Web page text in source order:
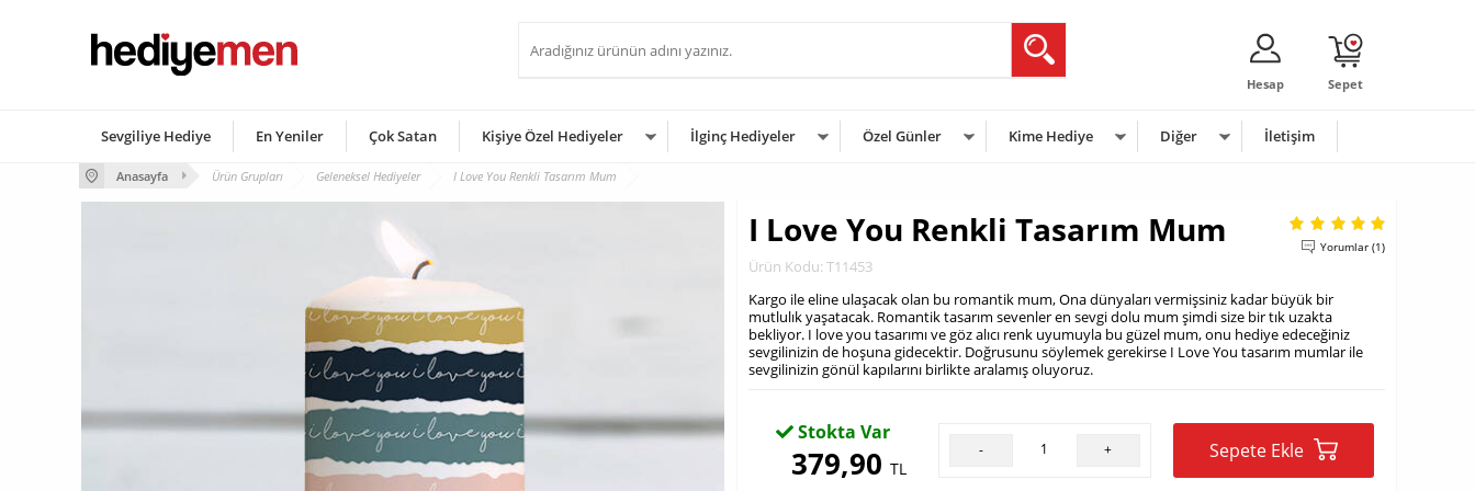
Sepet
Hesap
Sevgiliye Hediye En Yeniler Çok Satan Kişiye Özel Hediyeler İlginç Hediyeler Özel Günler Kime Hediye Diğer İletişim
Anasayfa Ürün Grupları Geleneksel Hediyeler I Love You Renkli Tasarım Mum
I Love You Renkli Tasarım Mum
Ürün Kodu: T11453
Yorumlar (1)
Kargo ile eline ulaşacak olan bu romantik mum, Ona dünyaları vermişsiniz kadar büyük bir
mutlulık yaşatacak. Romantik tasarım sevenler en sevgi dolu mum şimdi size bir tık uzakta
bekliyor. I love you tasarımı ve göz alıcı renk uyumuyla bu güzel mum, onu hediye edeceğiniz
sevgilinizin de hoşuna gidecektir. Doğrusunu söylemek gerekirse I Love You tasarım mumlar ile
sevgilinizin gönül kapılarını birlikte aralamış oluyoruz.
Stokta Var
379,90TL
- + Sepete Ekle